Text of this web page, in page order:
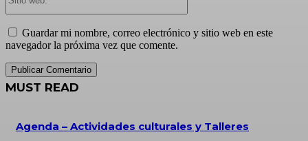
Guardar mi nombre, correo electrónico y sitio web en este
navegador la próxima vez que comente.
MUST READ
Agenda – Actividades culturales y Talleres